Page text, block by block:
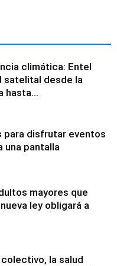
climática: Entel
satelital desde la
hasta...
para disfrutar eventos
una pantalla
mayores que
ley obligará a
la salud